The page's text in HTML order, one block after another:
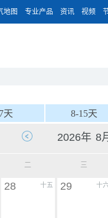
地图 专业产品 资讯 视频
7天 8-15天
二 三
十五
28 十
29